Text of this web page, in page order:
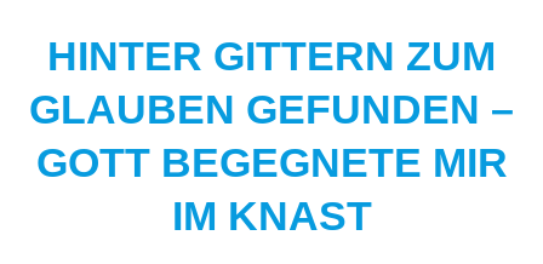
HINTER GITTERN ZUM
GLAUBEN GEFUNDEN –
GOTT BEGEGNETE MIR
IM KNAST